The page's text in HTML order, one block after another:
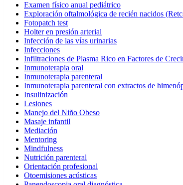
Examen físico anual pediátrico
Exploración oftalmológica de recién nacidos
Fotopatch test
Holter en presión arterial
Infección de las vías urinarias
Infecciones
Infiltraciones de Plasma Rico en Factores de
Inmunoterapia oral
Inmunoterapia parenteral
Inmunoterapia parenteral con extractos de
Insulinización
Lesiones
Manejo del Niño Obeso
Masaje infantil
Mediación
Mentoring
Mindfulness
Nutrición parenteral
Orientación profesional
Otoemisiones acústicas